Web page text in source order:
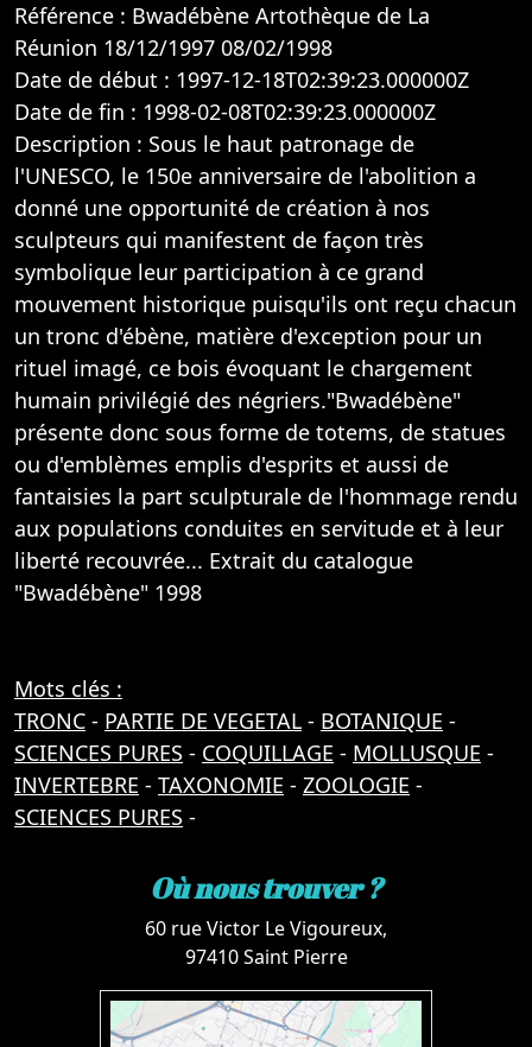
Référence : Bwadébène Artothèque de La
Réunion 18/12/1997 08/02/1998
Date de début : 1997-12-18T02:39:23.000000Z
Date de fin : 1998-02-08T02:39:23.000000Z
Description : Sous le haut patronage de
l'UNESCO, le 150e anniversaire de l'abolition a
donné une opportunité de création à nos
sculpteurs qui manifestent de façon très
symbolique leur participation à ce grand
mouvement historique puisqu'ils ont reçu chacun
un tronc d'ébène, matière d'exception pour un
rituel imagé, ce bois évoquant le chargement
humain privilégié des négriers."Bwadébène"
présente donc sous forme de totems, de statues
ou d'emblèmes emplis d'esprits et aussi de
fantaisies la part sculpturale de l'hommage rendu
aux populations conduites en servitude et à leur
liberté recouvrée... Extrait du catalogue
"Bwadébène" 1998
Mots clés :
TRONC - PARTIE DE VEGETAL - BOTANIQUE -
SCIENCES PURES - COQUILLAGE - MOLLUSQUE -
INVERTEBRE - TAXONOMIE - ZOOLOGIE -
SCIENCES PURES -
Où nous trouver ?
60 rue Victor Le Vigoureux,
97410 Saint Pierre